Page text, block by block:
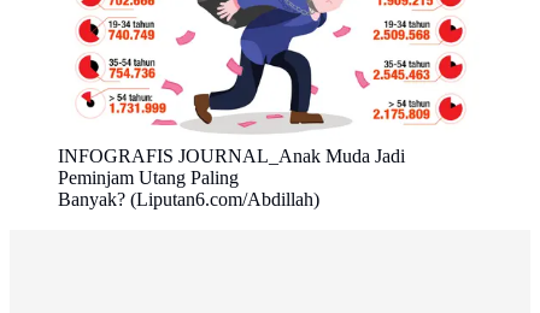
INFOGRAFIS JOURNAL_Anak Muda Jadi
Peminjam Utang Paling
Banyak? (Liputan6.com/Abdillah)